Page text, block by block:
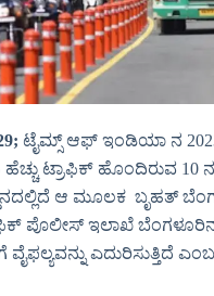
ಟೈಮ್ಸ್ ಆಫ್ ಇಂಡಿಯಾ ನ
ಟ್ರಾಫಿಕ್ ಹೊಂದಿರುವ 10
ಆ ಮೂಲಕ ಬೃಹತ್
ಪೊಲೀಸ್ ಇಲಾಖೆ
ಎದುರಿಸುತ್ತಿದೆ